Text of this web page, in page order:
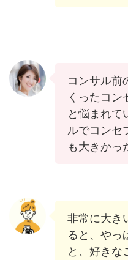
コンサル前
くったコン
と悩まれて
ルでコンセ
も大きかっ
非常に大き
ると、やっ
と、好きな